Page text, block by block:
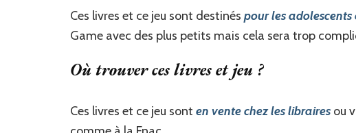
Ces livres et ce jeu sont destinés pour les
Game avec des plus petits mais cela sera trop
Où trouver ces livres et jeu ?
Ces livres et ce jeu sont en vente chez les libraires ou